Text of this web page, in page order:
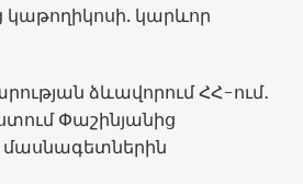
կաթողիկոսի. կարևոր
ձևավորում ՀՀ-ում․
Փաշինյանից